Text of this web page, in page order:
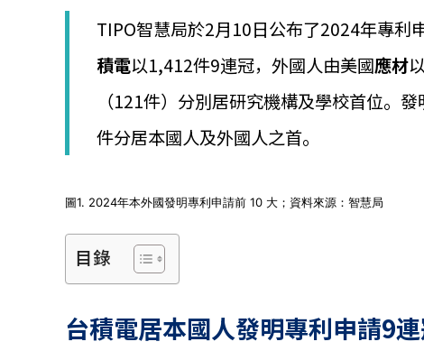
析
智
財
權
顧
問
利
專
利
TIPO智慧局於2月10日公布了2024年專利
積電以1,412件9連冠，外國人由美國應材
（121件）分別居研究機構及學校首位。
件分居本國人及外國人之首。
圖1. 2024年本外國發明專利申請前 10 大；資料來源：智慧局
目錄
台積電居本國人發明專利申請9